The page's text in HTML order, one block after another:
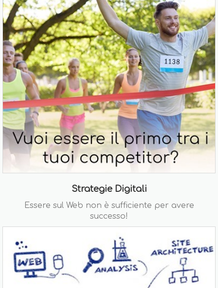
Strategie Digitali
Essere sul Web non è sufficiente per avere
successo!